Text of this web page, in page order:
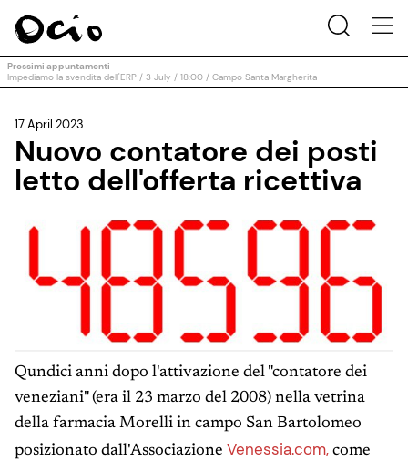
Prossimi appuntamenti
Impediamo la svendita dell'ERP / 3 July / 18:00 / Campo Santa Margherita
17 April 2023
Nuovo contatore dei posti
letto dell'offerta ricettiva
Qundici anni dopo l'attivazione del "contatore dei
veneziani" (era il 23 marzo del 2008) nella vetrina
della farmacia Morelli in campo San Bartolomeo
posizionato dall'Associazione Venessia.com, come